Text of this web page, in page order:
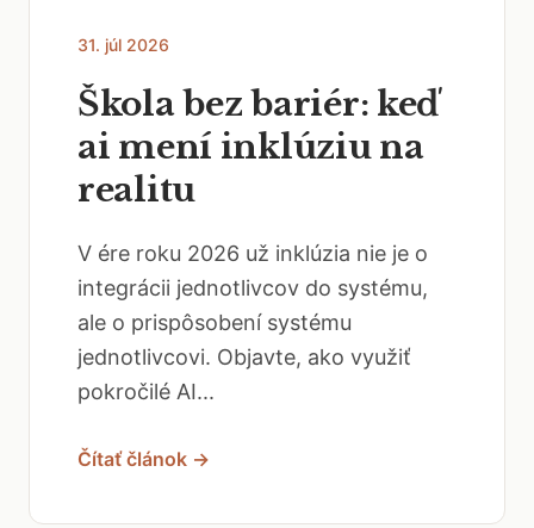
31. júl 2026
Škola bez bariér: keď
ai mení inklúziu na
realitu
V ére roku 2026 už inklúzia nie je o
integrácii jednotlivcov do systému,
ale o prispôsobení systému
jednotlivcovi. Objavte, ako využiť
pokročilé AI...
Čítať článok →